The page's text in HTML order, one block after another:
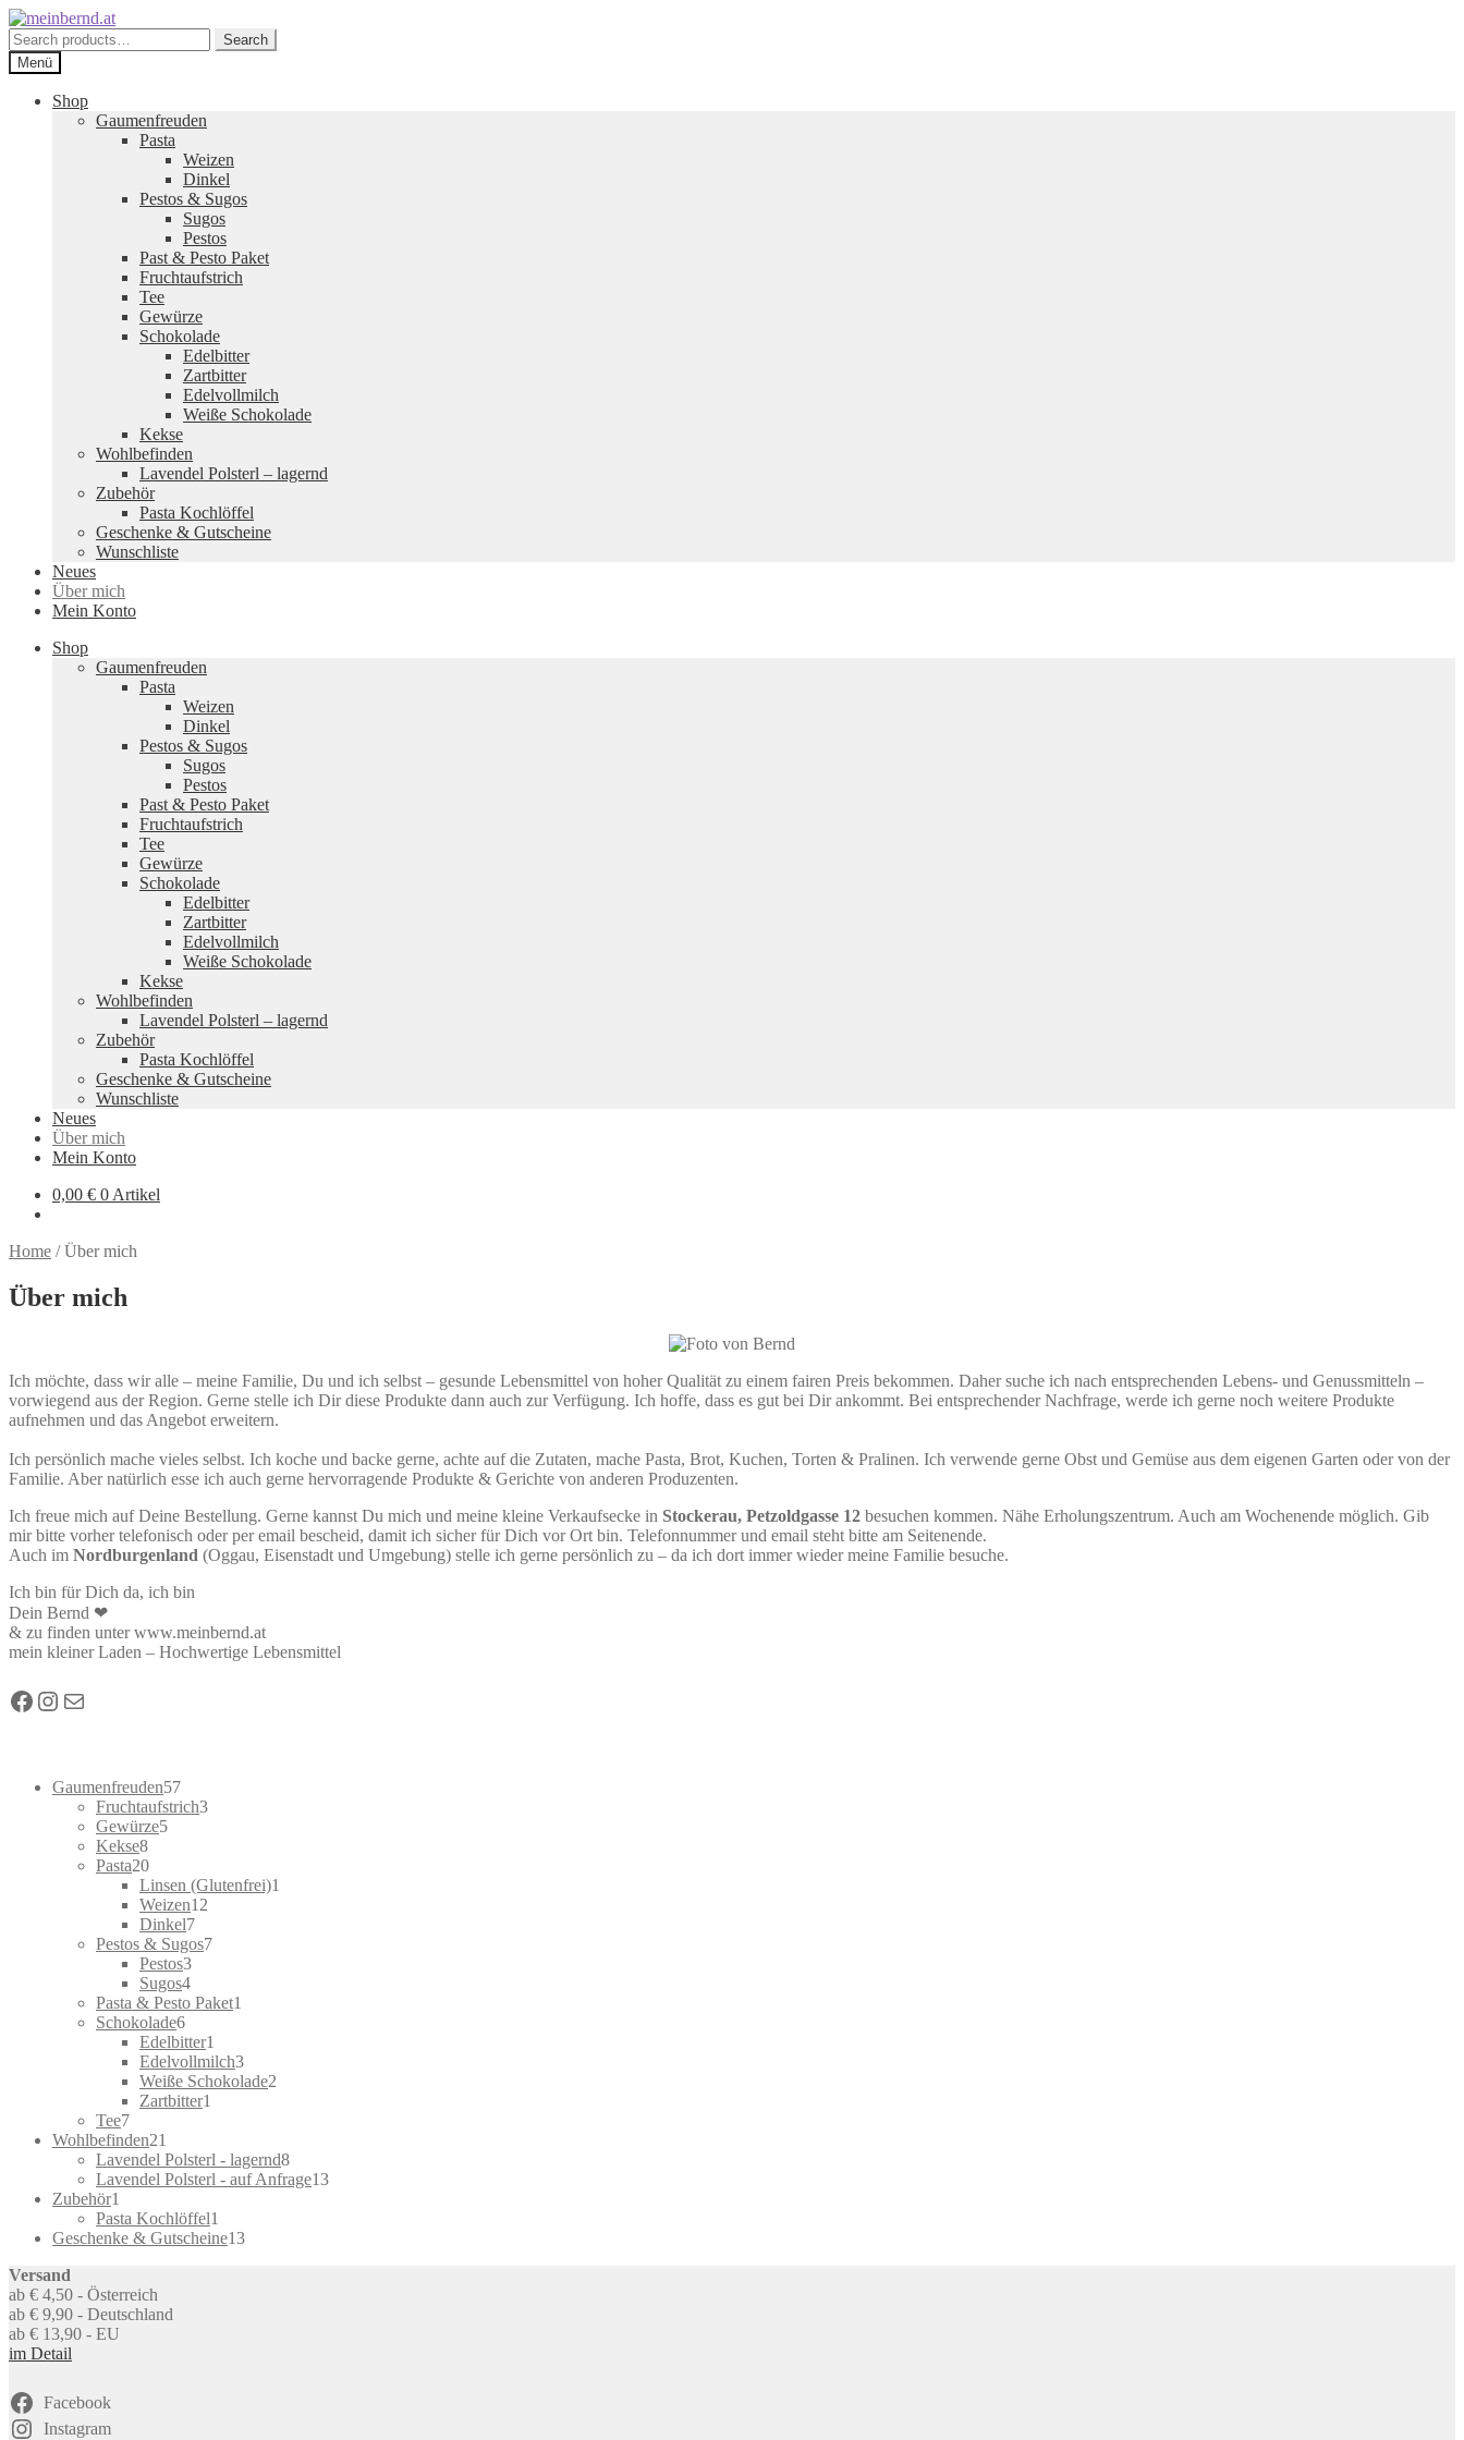
Zur
Navigation
springen
Zum
Inhalt
springen
Search
for:
Search
Menü
Shop
Gaumenfreuden
Pasta
Weizen
Dinkel
Pestos & Sugos
Sugos
Pestos
Past & Pesto Paket
Fruchtaufstrich
Tee
Gewürze
Schokolade
Edelbitter
Zartbitter
Edelvollmilch
Weiße Schokolade
Kekse
Wohlbefinden
Lavendel Polsterl – lagernd
Zubehör
Pasta Kochlöffel
Geschenke & Gutscheine
Wunschliste
Neues
Über mich
Mein Konto
Shop
Gaumenfreuden
Pasta
Weizen
Dinkel
Pestos & Sugos
Sugos
Pestos
Past & Pesto Paket
Fruchtaufstrich
Tee
Gewürze
Schokolade
Edelbitter
Zartbitter
Edelvollmilch
Weiße Schokolade
Kekse
Wohlbefinden
Lavendel Polsterl – lagernd
Zubehör
Pasta Kochlöffel
Geschenke & Gutscheine
Wunschliste
Neues
Über mich
Mein Konto
0,00 € 0 Artikel
Home /Über mich
Über mich
Ich möchte, dass wir alle – meine Familie, Du und ich selbst – gesunde Lebensmittel von hoher Qualität zu einem fairen Preis bekommen. Daher suche ich nach entsprechenden Lebens- und Genussmitteln –
vorwiegend aus der Region. Gerne stelle ich Dir diese Produkte dann auch zur Verfügung. Ich hoffe, dass es gut bei Dir ankommt. Bei entsprechender Nachfrage, werde ich gerne noch weitere Produkte
aufnehmen und das Angebot erweitern.
Ich persönlich mache vieles selbst. Ich koche und backe gerne, achte auf die Zutaten, mache Pasta, Brot, Kuchen, Torten & Pralinen. Ich verwende gerne Obst und Gemüse aus dem eigenen Garten oder von der
Familie. Aber natürlich esse ich auch gerne hervorragende Produkte & Gerichte von anderen Produzenten.
Ich freue mich auf Deine Bestellung. Gerne kannst Du mich und meine kleine Verkaufsecke in Stockerau, Petzoldgasse 12 besuchen kommen. Nähe Erholungszentrum. Auch am Wochenende möglich. Gib
mir bitte vorher telefonisch oder per email bescheid, damit ich sicher für Dich vor Ort bin. Telefonnummer und email steht bitte am Seitenende.
Auch im Nordburgenland (Oggau, Eisenstadt und Umgebung) stelle ich gerne persönlich zu – da ich dort immer wieder meine Familie besuche.
Ich bin für Dich da, ich bin
Dein Bernd ❤
& zu finden unter www.meinbernd.at
mein kleiner Laden – Hochwertige Lebensmittel
Facebook
Instagram
E-Mail
Gaumenfreuden5757
products
Fruchtaufstrich33
Gewürze55
Kekse88
products
Pasta2020
products
Linsen (Glutenfrei)1
Weizen12
Dinkel77
products
Pestos & Sugos77
Pestos33
Sugos44
products
Pasta & Pesto Paket1
Schokolade66
products
Edelbitter1
product
Edelvollmilch33
products
Weiße Schokolade2
Zartbitter1
Tee77
products
Wohlbefinden21
products
Lavendel Polsterl - lagernd88
products
Lavendel Polsterl - auf Anfrage1313
Zubehör1
product
Pasta Kochlöffel1
product
Geschenke & Gutscheine1313
Versand
ab € 4,50 - Österreich
ab € 9,90 - Deutschland
ab € 13,90 - EU
im Detail
Facebook
Instagram